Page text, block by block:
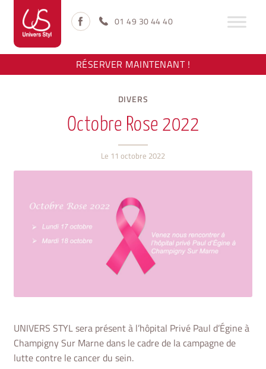
Aller
navigation
Aller
au
contenu
01 49 30 44 40
RÉSERVER MAINTENANT !
DIVERS
Octobre Rose 2022
Le 11 octobre 2022
UNIVERS STYL sera présent à l’hôpital Privé Paul d’Égine à
Champigny Sur Marne dans le cadre de la campagne de
lutte contre le cancer du sein.